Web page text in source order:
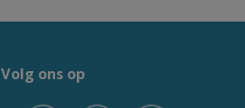
Volg ons op